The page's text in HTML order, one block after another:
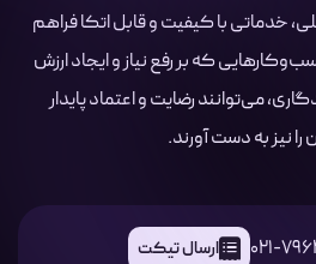
خدماتی با کیفیت و قابل اتکا فراهم
که بر رفع نیاز و ایجاد ارزش
می‌توانند رضایت و اعتماد پایدار
را نیز به دست آورند.
021- ارسال تیکت